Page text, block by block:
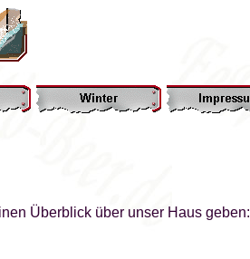
Überblick über unser Haus geben: